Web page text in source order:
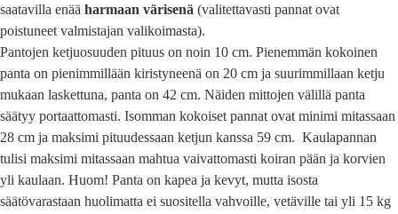
saatavilla enää harmaan värisenä (valitettavasti pannat ovat
poistuneet valmistajan valikoimasta).
Pantojen ketjuosuuden pituus on noin 10 cm. Pienemmän kokoinen
panta on pienimmillään kiristyneenä on 20 cm ja suurimmillaan ketju
mukaan laskettuna, panta on 42 cm. Näiden mittojen välillä panta
säätyy portaattomasti. Isomman kokoiset pannat ovat minimi mitassaan
28 cm ja maksimi pituudessaan ketjun kanssa 59 cm. Kaulapannan
tulisi maksimi mitassaan mahtua vaivattomasti koiran pään ja korvien
yli kaulaan. Huom! Panta on kapea ja kevyt, mutta isosta
säätövarastaan huolimatta ei suositella vahvoille, vetäville tai yli 15 kg